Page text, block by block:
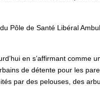
Pôle de Santé Libéral
en s’affirmant comme
de détente pour les
par des pelouses, des